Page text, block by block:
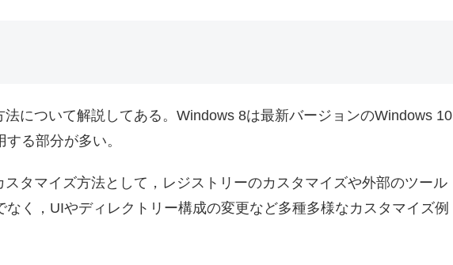
について解説してある。Windows 8は最新バージョンのWindows 10
る部分が多い。
タマイズ方法として，レジストリーのカスタマイズや外部のツール
く，UIやディレクトリー構成の変更など多種多様なカスタマイズ例